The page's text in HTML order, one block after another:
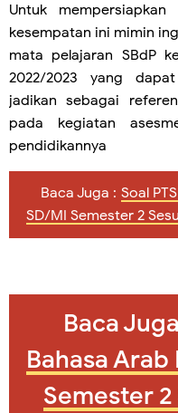
Untuk
kesempatan ini mimin
mata pelajaran SBdP
2022/2023 yang
jadikan sebagai
pada kegiatan
pendidikannya
Baca Juga : Soal
SD/MI Semester 2
Baca
Bahasa Arab
Semester